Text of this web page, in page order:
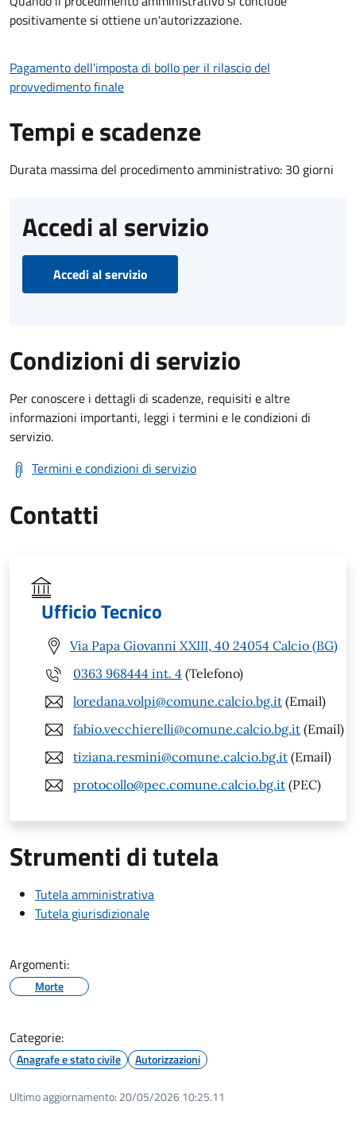
positivamente si ottiene un'autorizzazione.
Pagamento dell'imposta di bollo per il rilascio del
provvedimento finale
Tempi e scadenze
Durata massima del procedimento amministrativo: 30 giorni
Accedi al servizio
Accedi al servizio
Condizioni di servizio
Per conoscere i dettagli di scadenze, requisiti e altre
informazioni importanti, leggi i termini e le condizioni di
servizio.
Termini e condizioni di servizio
Contatti
Ufficio Tecnico
Via Papa Giovanni XXIII, 40 24054 Calcio (BG)
0363 968444 int. 4 (Telefono)
loredana.volpi@comune.calcio.bg.it (Email)
fabio.vecchierelli@comune.calcio.bg.it (Email)
tiziana.resmini@comune.calcio.bg.it (Email)
protocollo@pec.comune.calcio.bg.it (PEC)
Strumenti di tutela
Tutela amministrativa
Tutela giurisdizionale
Argomenti:
Morte
Categorie:
Anagrafe e stato civile Autorizzazioni
Ultimo aggiornamento: 20/05/2026 10:25.11